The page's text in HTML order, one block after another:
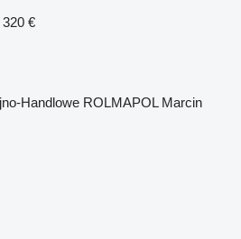
320 €
Handlowe ROLMAPOL Marcin